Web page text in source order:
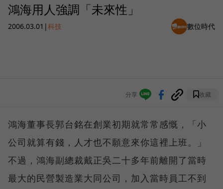
鴻海用人強調「未來性」
2006.03.01 |科技 數位時代
分享 收藏
鴻海董事長郭台銘在創業初期就常常感慨，「小
公司就算有錢，人才也不願意來你這裡上班。」
不過，鴻海副總裁戴正吳二十多年前離開了當時
最大的民營製造業大同公司，加入當時員工不到